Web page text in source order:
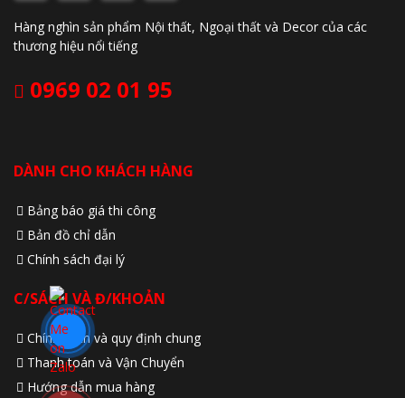
Hàng nghìn sản phẩm Nội thất, Ngoại thất và Decor của các
thương hiệu nổi tiếng
0969 02 01 95
DÀNH CHO KHÁCH HÀNG
Bảng báo giá thi công
Bản đồ chỉ dẫn
Chính sách đại lý
C/SÁCH VÀ Đ/KHOẢN
Chính sách và quy định chung
Thanh toán và Vận Chuyển
Hướng dẫn mua hàng